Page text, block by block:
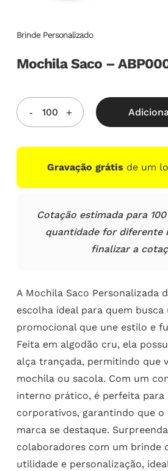
Brinde Personalizado
Mochila Saco –
Gravação grátis de um
Cotação estimada para
quantidade for diferente
finalizar a
A Mochila Saco Personalizada
escolha ideal para quem
promocional que une estilo e
Feita em algodão cru, ela
alça trançada, permitindo que
mochila ou sacola. Com um
interno prático, é perfeita para
corporativos, garantindo que o
marca se destaque.
colaboradores com um brinde
utilidade e personalização,